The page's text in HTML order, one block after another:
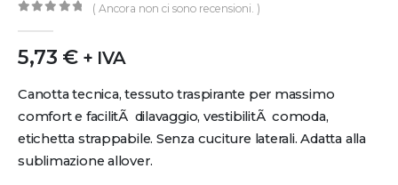
( Ancora non ci sono recensioni. )
5,73 € + IVA
Canotta tecnica, tessuto traspirante per massimo
comfort e facilitÃ dilavaggio, vestibilitÃ comoda,
etichetta strappabile. Senza cuciture laterali. Adatta alla
sublimazione allover.